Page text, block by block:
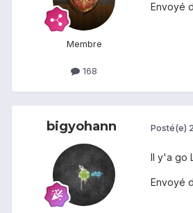
Membre
168
Envoyé
bigyohann Posté(e)
Il y'a go
Envoyé